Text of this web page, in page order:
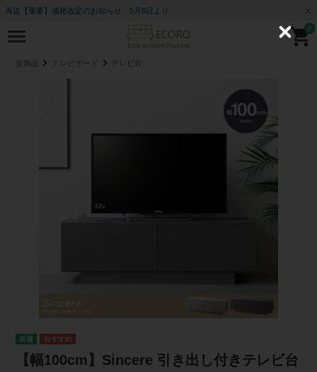
再送【重要】価格改定のお知らせ 5月8日より
0
全商品 テレビボード テレビ台
【幅100cm】Sincere 引き出し付きテレビ台
C